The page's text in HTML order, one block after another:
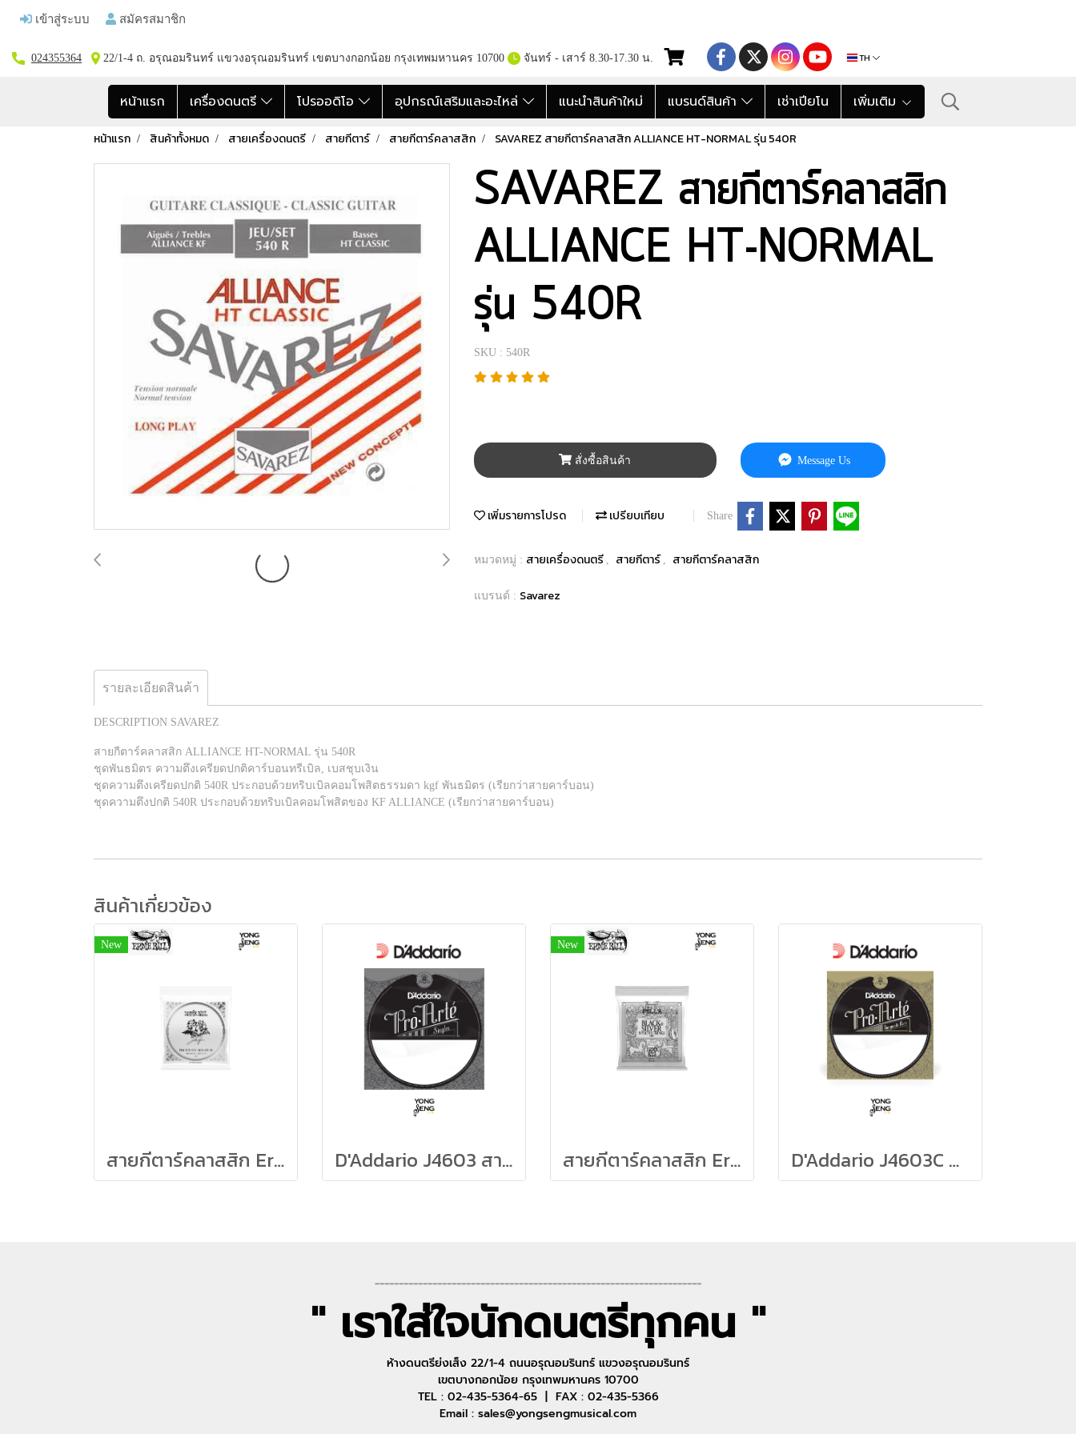
เข้าสู่ระบบ สมัครสมาชิก
024355364 22/1-4 ถ. อรุณอมรินทร์ แขวงอรุณอมรินทร์ เขตบางกอกน้อย กรุงเทพมหานคร 10700 จันทร์ - เสาร์ 8.30-17.30 น. TH
หน้าแรก เครื่องดนตรี โปรออดิโอ อุปกรณ์เสริมและอะไหล่ แนะนำสินค้าใหม่ แบรนด์สินค้า เช่าเปียโน เพิ่มเติม
หน้าแรก สินค้าทั้งหมด สายเครื่องดนตรี สายกีตาร์ สายกีตาร์คลาสสิก SAVAREZ สายกีตาร์คลาสสิก ALLIANCE HT-NORMAL รุ่น 540R
SAVAREZ สายกีตาร์คลาสสิก
ALLIANCE HT-NORMAL
รุ่น 540R
SKU : 540R
สั่งซื้อสินค้า Message Us
เพิ่มรายการโปรด เปรียบเทียบ Share
หมวดหมู่ : สายเครื่องดนตรี สายกีตาร์ สายกีตาร์คลาสสิก
แบรนด์ : Savarez
รายละเอียดสินค้า
DESCRIPTION SAVAREZ
สายกีตาร์คลาสสิก ALLIANCE HT-NORMAL รุ่น 540R
ชุดพันธมิตร ความตึงเครียดปกติคาร์บอนทรีเบิล, เบสชุบเงิน
ชุดความตึงเครียดปกติ 540R ประกอบด้วยทริบเบิลคอมโพสิตธรรมดา kgf พันธมิตร (เรียกว่าสายคาร์บอน)
ชุดความตึงปกติ 540R ประกอบด้วยทริบเบิลคอมโพสิตของ KF ALLIANCE (เรียกว่าสายคาร์บอน)
สินค้าเกี่ยวข้อง
New
สายกีตาร์คลาสสิก Ernie Ball รุ่น Tim Henson D'Addario J4603 สายปลีกกีตาร์คลาสสิก
New
สายกีตาร์คลาสสิก Ernie Ball รุ่น Ernesto Palla NylonClassical Guitar Strings - Black & Silver D'Addario J4603C สายปลีกกีตาร์คลาสสิก
--------------------------------------------------------------------
" เราใส่ใจนักดนตรีทุกคน "
ห้างดนตรีย่งเส็ง 22/1-4 ถนนอรุณอมรินทร์ แขวงอรุณอมรินทร์
เขตบางกอกน้อย กรุงเทพมหานคร 10700
TEL : 02-435-5364-65 | FAX : 02-435-5366
Email : sales@yongsengmusical.com